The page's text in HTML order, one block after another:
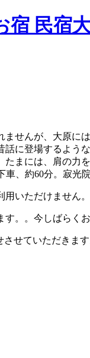
民宿
せんが、大原に
に登場するよう
まには、肩の力
、約60分。寂光
いただけません。
。。今しばらく
せていただきます